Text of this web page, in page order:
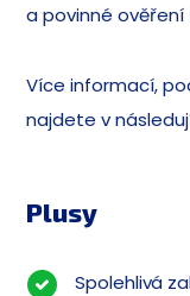
a povinné
Více informací,
najdete v
Plusy
Spolehlivá